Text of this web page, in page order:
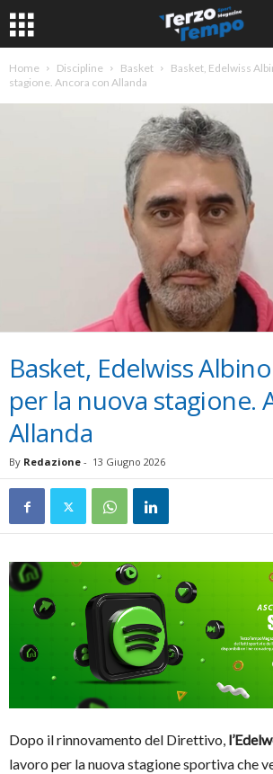
Home Discipline Basket
Basket, Edelwiss
stagione. Ancora con Allanda
Basket, Edelwiss
per la nuova stagione.
Allanda
By Redazione - 13 Giugno 2026
Dopo il rinnovamento del Direttivo,
lavoro per la nuova stagione sportiva che